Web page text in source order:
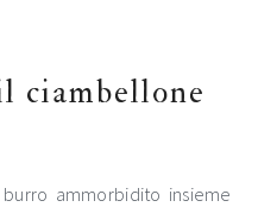
ciambellone
ammorbidito insieme